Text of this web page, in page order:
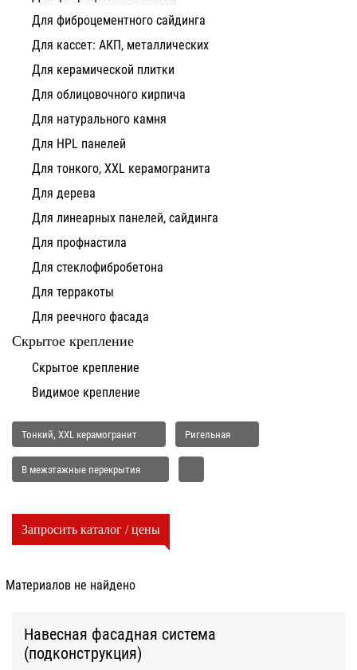
Для фиброцементного сайдинга
Для кассет: АКП, металлических
Для керамической плитки
Для облицовочного кирпича
Для натурального камня
Для HPL панелей
Для тонкого, XXL керамогранита
Для дерева
Для линеарных панелей, сайдинга
Для профнастила
Для стеклофибробетона
Для терракоты
Для реечного фасада
Скрытое крепление
Скрытое крепление
Видимое крепление
Тонкий, XXL керамогранит Ригельная
В межэтажные перекрытия
Запросить каталог / цены
Материалов не найдено
Навесная фасадная система
(подконструкция)